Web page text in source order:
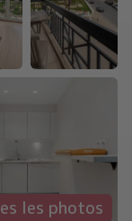
les photos